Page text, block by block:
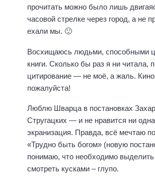
прочитать можно было лишь
часовой стрелке через город, а не
ехали мы. 🙂
Восхищаюсь людьми, способными
книги. Сколько бы раз я ни читала,
цитирование — не моё, а жаль.
пожалуйста!
Люблю Шварца в постановках
Стругацких — и не нравится ни одна
экранизация. Правда, всё мечтаю
«Трудно быть богом» (новую
понимаю, что необходимо
смотреть кусками – глупо.